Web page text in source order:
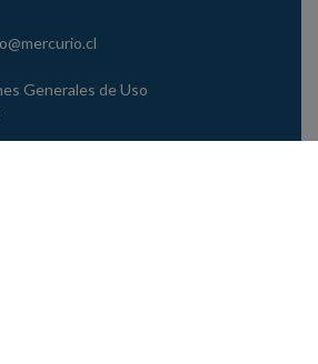
Generales de Uso